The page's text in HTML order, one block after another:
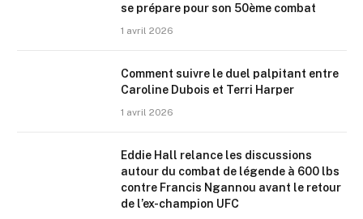
se prépare pour son 50ème combat
1 avril 2026
Comment suivre le duel palpitant entre
Caroline Dubois et Terri Harper
1 avril 2026
Eddie Hall relance les discussions
autour du combat de légende à 600 lbs
contre Francis Ngannou avant le retour
de l’ex-champion UFC